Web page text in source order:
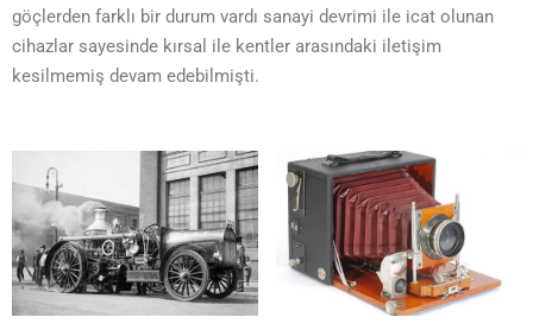
göçlerden farklı bir durum vardı sanayi devrimi ile icat olunan
cihazlar sayesinde kırsal ile kentler arasındaki iletişim
kesilmemiş devam edebilmişti.